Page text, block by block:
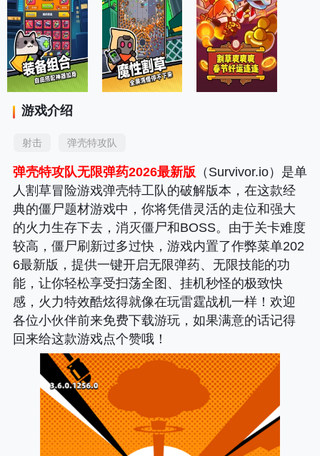
游戏介绍
射击 弹壳特攻队
弹壳特攻队无限弹药2026最新版 （Survivor.io）是单
人割草冒险游戏弹壳特工队的破解版本，在这款经
典的僵尸题材游戏中，你将凭借灵活的走位和强大
的火力生存下去，消灭僵尸和BOSS。由于关卡难度
较高，僵尸刷新过多过快，游戏内置了作弊菜单202
6最新版，提供一键开启无限弹药、无限技能的功
能，让你轻松享受扫荡全图、挂机秒怪的极致快
感，火力特效酷炫得就像在玩雷霆战机一样！欢迎
各位小伙伴前来免费下载游玩，如果满意的话记得
回来给这款游戏点个赞哦！